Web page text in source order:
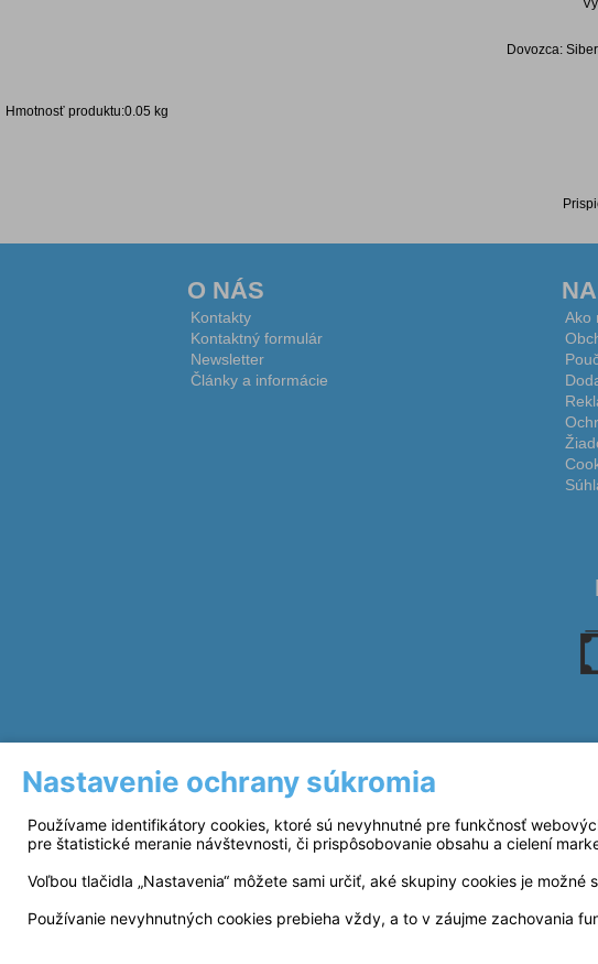
Dovozca:
Hmotnosť produktu:0.05 kg
O NÁS
Kontakty
Kontaktný formulár
Newsletter
Články a informácie
Ako
Nastavenie ochrany súkromia
Používame identifikátory cookies, ktoré sú nevyhnutné pre funkčnosť
pre štatistické meranie návštevnosti, či prispôsobovanie obsahu a cielení
Voľbou tlačidla „Nastavenia“ môžete sami určiť, aké skupiny cookies je
Používanie nevyhnutných cookies prebieha vždy, a to v záujme zachovania